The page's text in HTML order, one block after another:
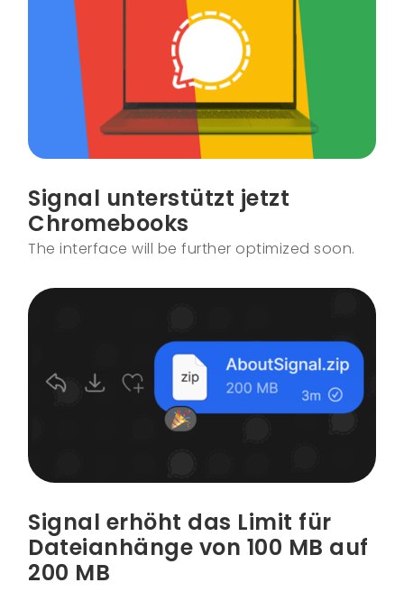
Signal unterstützt jetzt
Chromebooks
The interface will be further optimized soon.
Signal erhöht das Limit für
Dateianhänge von 100 MB auf
200 MB